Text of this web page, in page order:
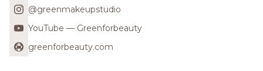
@greenmakeupstudio
YouTube — Greenforbeauty
greenforbeauty.com